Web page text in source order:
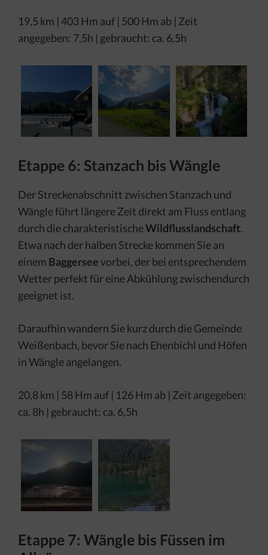
19,5 km | 403 Hm auf | 500 Hm ab | Zeit
angegeben: 7,5h | gebraucht: ca. 6,5h
Etappe 6: Stanzach bis Wängle
Der Streckenabschnitt zwischen Stanzach und
Wängle führt längere Zeit direkt am Fluss entlang
durch die charakteristischeWildflusslandschaft.
Etwa nach der halben Strecke kommen Sie an
einem Baggerseevorbei, der bei entsprechendem
Wetter perfekt für eine Abkühlung zwischendurch
geeignet ist.
Daraufhin wandern Sie kurz durch die Gemeinde
Weißenbach, bevor Sie nach Ehenbichl und Höfen
in Wängle angelangen.
20,8 km | 58 Hm auf | 126 Hm ab | Zeit angegeben:
ca. 8h | gebraucht: ca. 6,5h
Etappe 7: Wängle bis Füssen im